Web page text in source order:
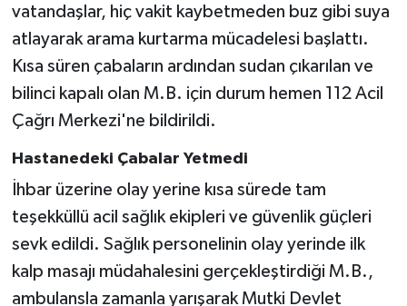
vatandaşlar, hiç vakit kaybetmeden buz gibi suya
atlayarak arama kurtarma mücadelesi başlattı.
Kısa süren çabaların ardından sudan çıkarılan ve
bilinci kapalı olan M.B. için durum hemen 112 Acil
Çağrı Merkezi'ne bildirildi.
Hastanedeki Çabalar Yetmedi
İhbar üzerine olay yerine kısa sürede tam
teşekküllü acil sağlık ekipleri ve güvenlik güçleri
sevk edildi. Sağlık personelinin olay yerinde ilk
kalp masajı müdahalesini gerçekleştirdiği M.B.,
ambulansla zamanla yarışarak Mutki Devlet
Sağlık
SİYASET
Spor
Yaşam